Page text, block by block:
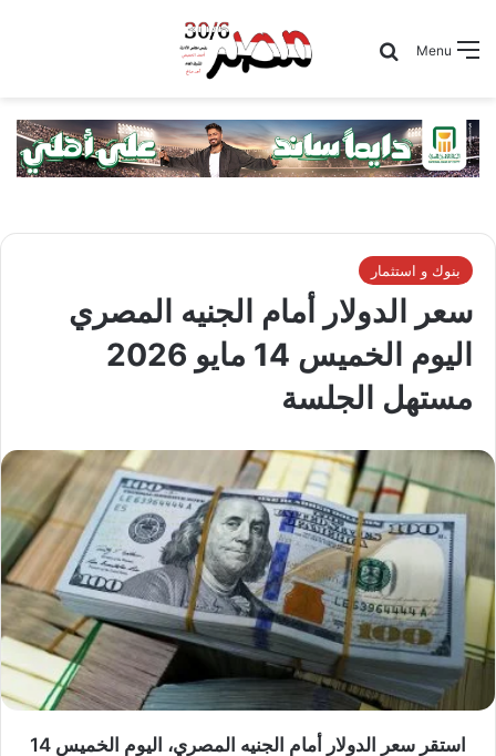
Menu
Search for
بنوك و استثمار
سعر الدولار أمام الجنيه المصري
اليوم الخميس 14 مايو 2026
مستهل الجلسة
استقر سعر الدولار أمام الجنيه المصري، اليوم الخميس 14